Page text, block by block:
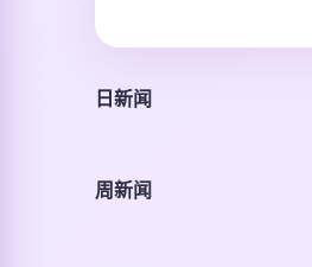
日新闻
周新闻